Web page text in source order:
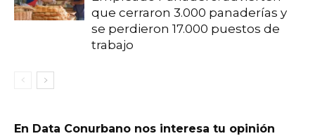
que cerraron 3.000 panaderías y
se perdieron 17.000 puestos de
trabajo
En Data Conurbano nos interesa tu opinión